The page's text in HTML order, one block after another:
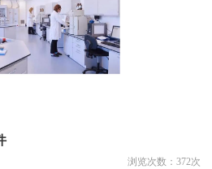
浏览次数： 372次